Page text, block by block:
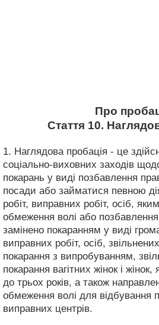
Про
Стаття 10.
1. Наглядова пробація - це
соціально-виховних заходів
покарань у виді позбавлення
посади або займатися певною
робіт, виправних робіт, осіб,
обмеження волі або
замінено покаранням у виді
виправних робіт, осіб,
покарання з випробуванням,
покарання вагітних жінок і
до трьох років, а також
обмеження волі для відбування
виправних центрів.